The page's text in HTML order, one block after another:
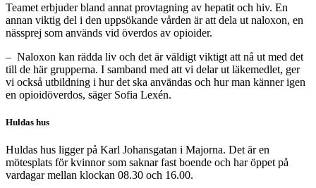
Teamet erbjuder bland annat provtagning av hepatit och hiv. En
annan viktig del i den uppsökande vården är att dela ut naloxon, en
nässprej som används vid överdos av opioider.
– Naloxon kan rädda liv och det är väldigt viktigt att nå ut med det
till de här grupperna. I samband med att vi delar ut läkemedlet, ger
vi också utbildning i hur det ska användas och hur man känner igen
en opioidöverdos, säger Sofia Lexén.
Huldas hus
Huldas hus ligger på Karl Johansgatan i Majorna. Det är en
mötesplats för kvinnor som saknar fast boende och har öppet på
vardagar mellan klockan 08.30 och 16.00.